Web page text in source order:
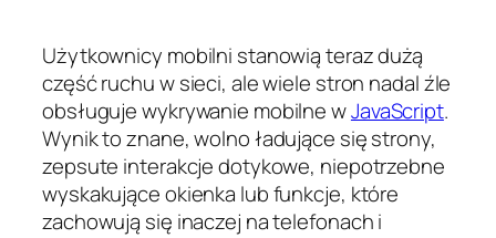
Użytkownicy mobilni stanowią teraz dużą
część ruchu w sieci, ale wiele stron nadal źle
obsługuje wykrywanie mobilne wJavaScript.
Wynik to znane, wolno ładujące się strony,
zepsute interakcje dotykowe, niepotrzebne
wyskakujące okienka lub funkcje, które
zachowują się inaczej na telefonach i